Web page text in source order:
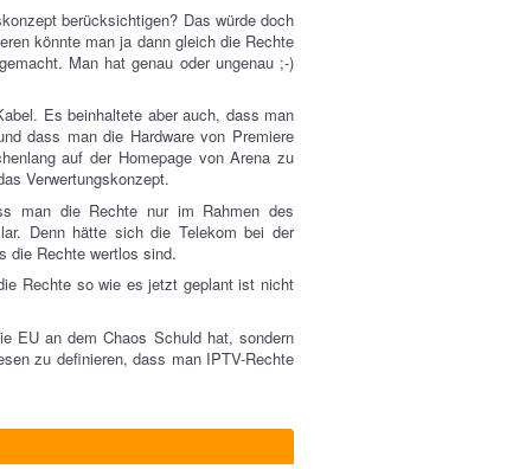
berücksichtigen? Das würde doch
könnte man ja dann gleich die Rechte
Man hat genau oder ungenau ;-)
Es beinhaltete aber auch, dass man
dass man die Hardware von Premiere
auf der Homepage von Arena zu
Verwertungskonzept.
man die Rechte nur im Rahmen des
Denn hätte sich die Telekom bei der
die Rechte wertlos sind.
Rechte so wie es jetzt geplant ist nicht
EU an dem Chaos Schuld hat, sondern
zu definieren, dass man IPTV-Rechte